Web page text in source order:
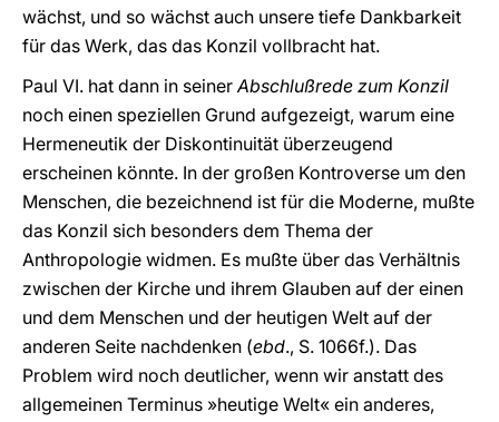
wächst, und so wächst auch unsere tiefe Dankbarkeit
für das Werk, das das Konzil vollbracht hat.
Paul VI. hat dann in seinerAbschlußrede zum Konzil
noch einen speziellen Grund aufgezeigt, warum eine
Hermeneutik der Diskontinuität überzeugend
erscheinen könnte. In der großen Kontroverse um den
Menschen, die bezeichnend ist für die Moderne, mußte
das Konzil sich besonders dem Thema der
Anthropologie widmen. Es mußte über das Verhältnis
zwischen der Kirche und ihrem Glauben auf der einen
und dem Menschen und der heutigen Welt auf der
anderen Seite nachdenken (ebd., S. 1066f.). Das
Problem wird noch deutlicher, wenn wir anstatt des
allgemeinen Terminus »heutige Welt« ein anderes,